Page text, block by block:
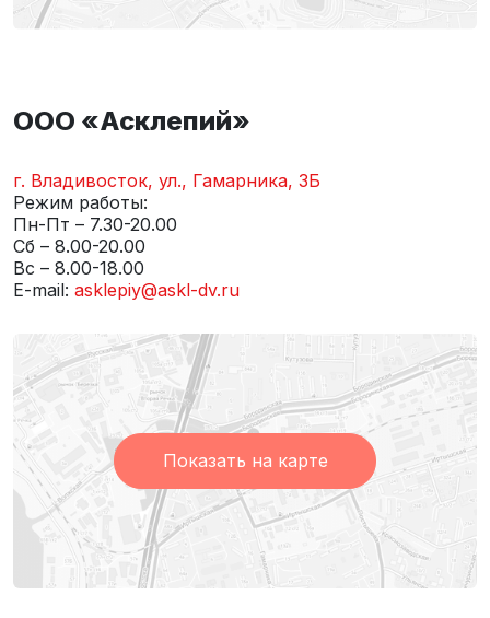
ООО «Асклепий»
г. Владивосток, ул., Гамарника, 3Б
Режим работы:
Пн-Пт – 7.30-20.00
Сб – 8.00-20.00
Вс – 8.00-18.00
E-mail: asklepiy@askl-dv.ru
Показать на карте